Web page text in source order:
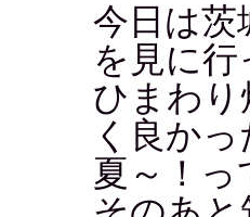
今日は茨
を見に
ひまわ
く良かっ
夏～！っ